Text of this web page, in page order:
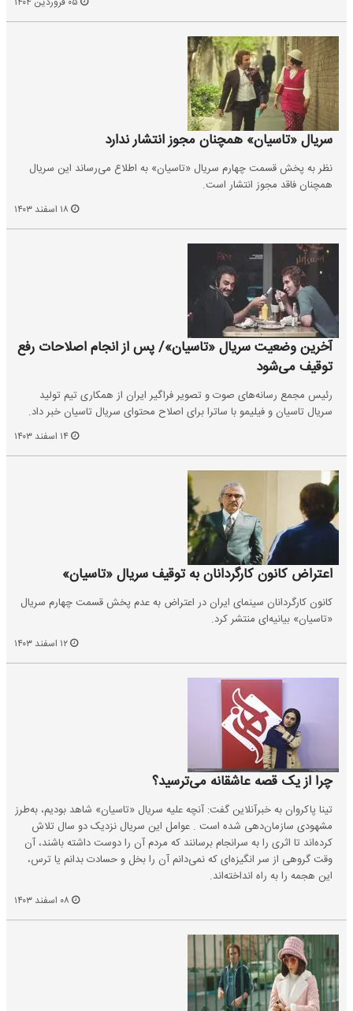
سریال «تاسیان» همچنان مجوز انتشار ندارد
نظر به پخش قسمت چهارم سریال «تاسیان» به اطلاع می‌رساند این سریال
همچنان فاقد مجوز انتشار است.
آخرین وضعیت سریال «تاسیان»/ پس از انجام اصلاحات رفع
توقیف می‌شود
رئیس مجمع رسانه‌های صوت و تصویر فراگیر ایران از همکاری تیم تولید
سریال تاسیان و فیلیمو با ساترا برای اصلاح محتوای سریال تاسیان خبر داد.
اعتراض کانون کارگردانان به توقیف سریال «تاسیان»
کانون کارگردانان سینمای ایران در اعتراض به عدم پخش قسمت چهارم سریال
«تاسیان» بیانیه‌ای منتشر کرد.
چرا از یک قصه عاشقانه می‌ترسید؟
تینا پاکروان به خبرآنلاین گفت: آنچه علیه سریال «تاسیان» شاهد بودیم، به‌طرز
مشهودی سازمان‌دهی شده است . عوامل این سریال نزدیک دو سال تلاش
کرده‌اند تا اثری را به سرانجام برسانند که مردم آن را دوست داشته باشند، آن
وقت گروهی از سر انگیزه‌ای که نمی‌دانم آن را بخل و حسادت بدانم یا ترس،
این هجمه را به راه انداخته‌اند.